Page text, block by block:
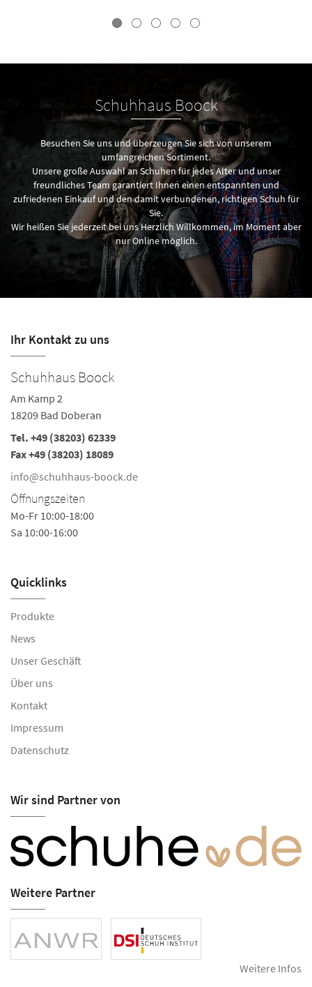
Schuhhaus Boock
Besuchen Sie uns und überzeugen Sie sich von unserem
umfangreichen Sortiment.
Unsere große Auswahl an Schuhen für jedes Alter und unser
freundliches Team garantiert Ihnen einen entspannten und
zufriedenen Einkauf und den damit verbundenen, richtigen Schuh für
Sie.
Wir heißen Sie jederzeit bei uns Herzlich Willkommen, im Moment aber
nur Online möglich.
Ihr Kontakt zu uns
Schuhhaus Boock
Am Kamp 2
18209 Bad Doberan
Tel. +49 (38203) 62339
Fax +49 (38203) 18089
info@schuhhaus-boock.de
Öffnungszeiten
Mo-Fr 10:00-18:00
Sa 10:00-16:00
Quicklinks
Produkte
News
Unser Geschäft
Über uns
Kontakt
Impressum
Datenschutz
Wir sind Partner von
Weitere Partner
Weitere Infos